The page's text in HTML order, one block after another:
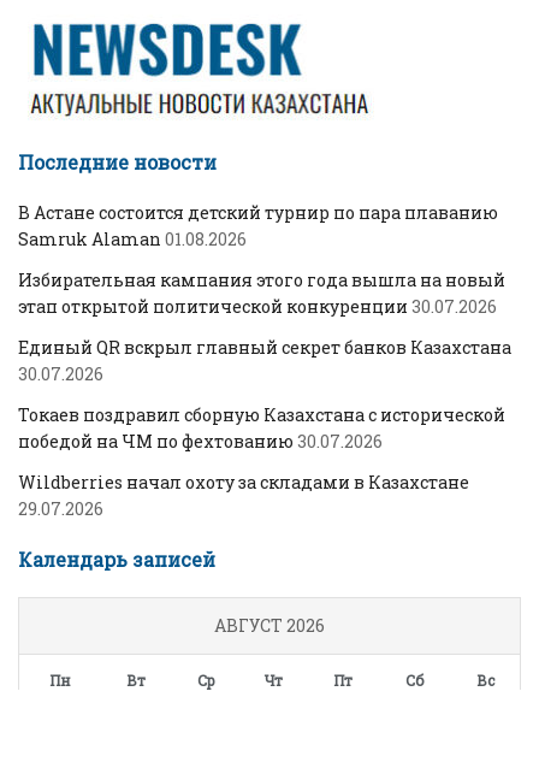
Последние новости
В Астане состоится детский турнир по пара плаванию
Samruk Alaman 01.08.2026
Избирательная кампания этого года вышла на новый
этап открытой политической конкуренции 30.07.2026
Единый QR вскрыл главный секрет банков Казахстана
30.07.2026
Токаев поздравил сборную Казахстана с исторической
победой на ЧМ по фехтованию 30.07.2026
Wildberries начал охоту за складами в Казахстане
29.07.2026
Календарь записей
АВГУСТ 2026
Пн Вт Ср Чт Пт Сб Вс